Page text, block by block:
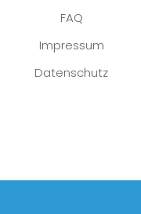
FAQ
Impressum
Datenschutz